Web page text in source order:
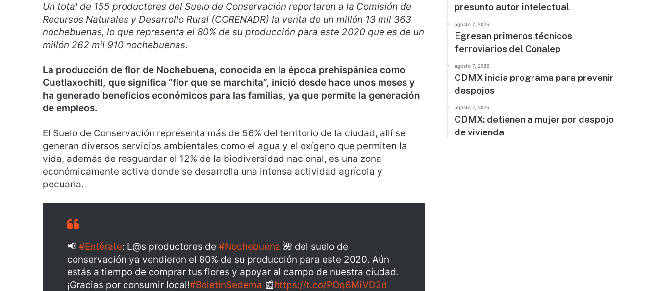
Un total de 155 productores del Suelo de Conservación reportaron a la Comisión de
Recursos Naturales y Desarrollo Rural (CORENADR) la venta de un millón 13 mil 363
nochebuenas, lo que representa el 80% de su producción para este 2020 que es de un
millón 262 mil 910 nochebuenas.
La producción de flor de Nochebuena, conocida en la época prehispánica como
Cuetlaxochitl, que significa “flor que se marchita”, inició desde hace unos meses y
ha generado beneficios económicos para las familias, ya que permite la generación
de empleos.
El Suelo de Conservación representa más de 56% del territorio de la ciudad, allí se
generan diversos servicios ambientales como el agua y el oxígeno que permiten la
vida, además de resguardar el 12% de la biodiversidad nacional, es una zona
económicamente activa donde se desarrolla una intensa actividad agrícola y
pecuaria.
📢 #Entérate: L@s productores de #Nochebuena 🌺 del suelo de
conservación ya vendieron el 80% de su producción para este 2020. Aún
estás a tiempo de comprar tus flores y apoyar al campo de nuestra ciudad.
¡Gracias por consumir local!#BoletínSedema 📰https://t.co/POq6MiVD2d
presunto autor intelectual
agosto 7, 2026
Egresan primeros técnicos
ferroviarios del Conalep
agosto 7, 2026
CDMX inicia programa para prevenir
despojos
agosto 7, 2026
CDMX: detienen a mujer por despojo
de vivienda